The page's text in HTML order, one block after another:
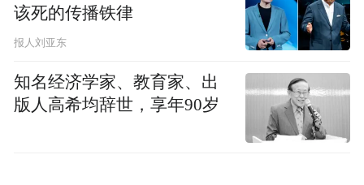
该死的传播铁律
报人刘亚东
知名经济学家、教育家、出
版人高希均辞世，享年90岁